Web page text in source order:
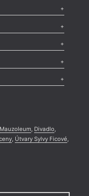
soutěž,
Mauzoleum, Divadlo,
, Útvary Sylvy Ficové,